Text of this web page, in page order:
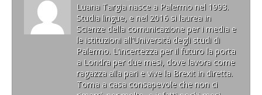
Luana Targia nasce a Palermo nel 1993.
Studia lingue, e nel 2016 si laurea in
Scienze della comunicazione per i media e
le istituzioni all'Università degli studi di
Palermo. L'incertezza per il futuro la porta
a Londra per due mesi, dove lavora come
ragazza alla pari e vive la Brexit in diretta.
Torna a casa consapevole che non ci